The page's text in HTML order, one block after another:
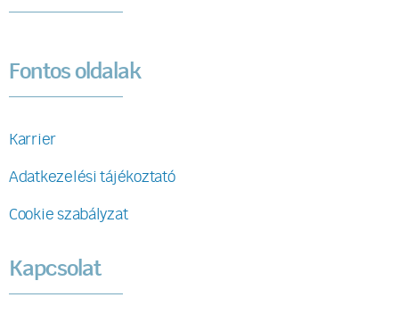
Fontos oldalak
Karrier
Adatkezelési tájékoztató
Cookie szabályzat
Kapcsolat